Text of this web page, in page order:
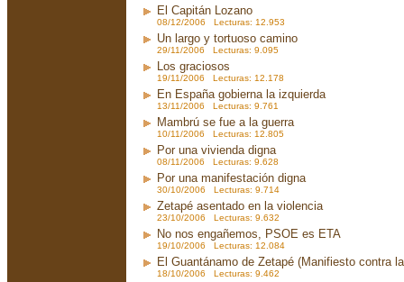
El Capitán Lozano
08/12/2006 Lecturas: 12.953
Un largo y tortuoso camino
29/11/2006 Lecturas: 9.095
Los graciosos
19/11/2006 Lecturas: 12.178
En España gobierna la izquierda
13/11/2006 Lecturas: 9.761
Mambrú se fue a la guerra
10/11/2006 Lecturas: 12.805
Por una vivienda digna
08/11/2006 Lecturas: 9.628
Por una manifestación digna
30/10/2006 Lecturas: 9.714
Zetapé asentado en la violencia
23/10/2006 Lecturas: 9.632
No nos engañemos, PSOE es ETA
19/10/2006 Lecturas: 12.084
El Guantánamo de Zetapé (Manifiesto contra
18/10/2006 Lecturas: 9.462